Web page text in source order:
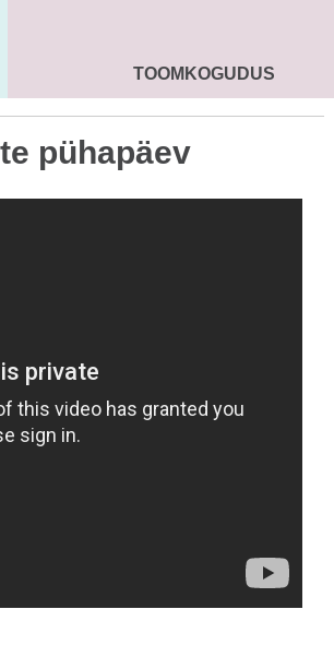
SEENIORID KOGUDUS
TOOMKOGUDUS
pühapäev